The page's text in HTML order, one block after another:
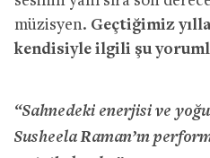
müzisyen. Geçtiğimiz
kendisiyle ilgili şu
“Sahnedeki enerjisi ve
Susheela Raman’ın